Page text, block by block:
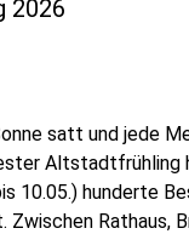
2026
satt und jede
Altstadtfrühling
10.05.) hunderte
Rathaus,